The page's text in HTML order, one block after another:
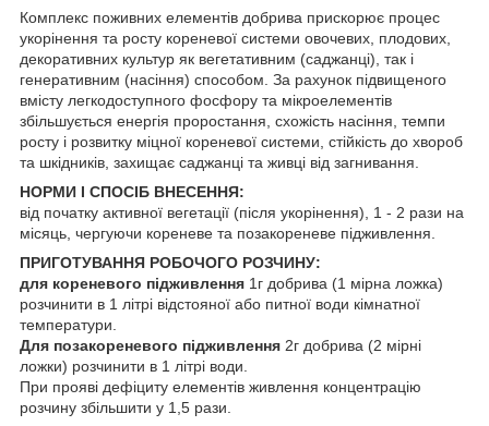
Комплекс поживних елементів добрива прискорює процес
укорінення та росту кореневої системи овочевих, плодових,
декоративних культур як вегетативним (саджанці), так і
генеративним (насіння) способом. За рахунок підвищеного
вмісту легкодоступного фосфору та мікроелементів
збільшується енергія проростання, схожість насіння, темпи
росту і розвитку міцної кореневої системи, стійкість до хвороб
та шкідників, захищає саджанці та живці від загнивання.
НОРМИ І СПОСІБ ВНЕСЕННЯ:
від початку активної вегетації (після укорінення), 1 - 2 рази на
місяць, чергуючи кореневе та позакореневе підживлення.
ПРИГОТУВАННЯ РОБОЧОГО РОЗЧИНУ:
для кореневого підживлення 1г добрива (1 мірна ложка)
розчинити в 1 літрі відстояної або питної води кімнатної
температури.
Для позакореневого підживлення 2г добрива (2 мірні
ложки) розчинити в 1 літрі води.
При прояві дефіциту елементів живлення концентрацію
розчину збільшити у 1,5 рази.